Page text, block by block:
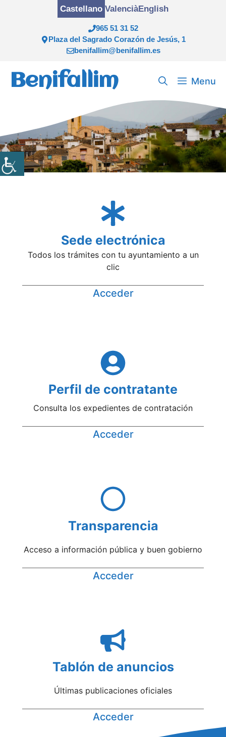
965 51 31 52
Plaza del Sagrado Corazón de Jesús, 1
benifallim@benifallim.es
Castellano ValenciàEnglish
Benifallim Menu
Sede electrónica
Todos los trámites con tu ayuntamiento a un
clic
Acceder
Perfil de contratante
Consulta los expedientes de contratación
Acceder
Transparencia
Acceso a información pública y buen gobierno
Acceder
Tablón de anuncios
Últimas publicaciones oficiales
Acceder